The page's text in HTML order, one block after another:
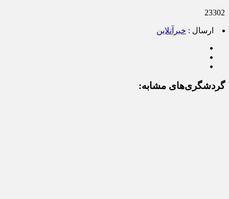
23302
ارسال : خبرآنلاین
گردشگری‌های مشابه: